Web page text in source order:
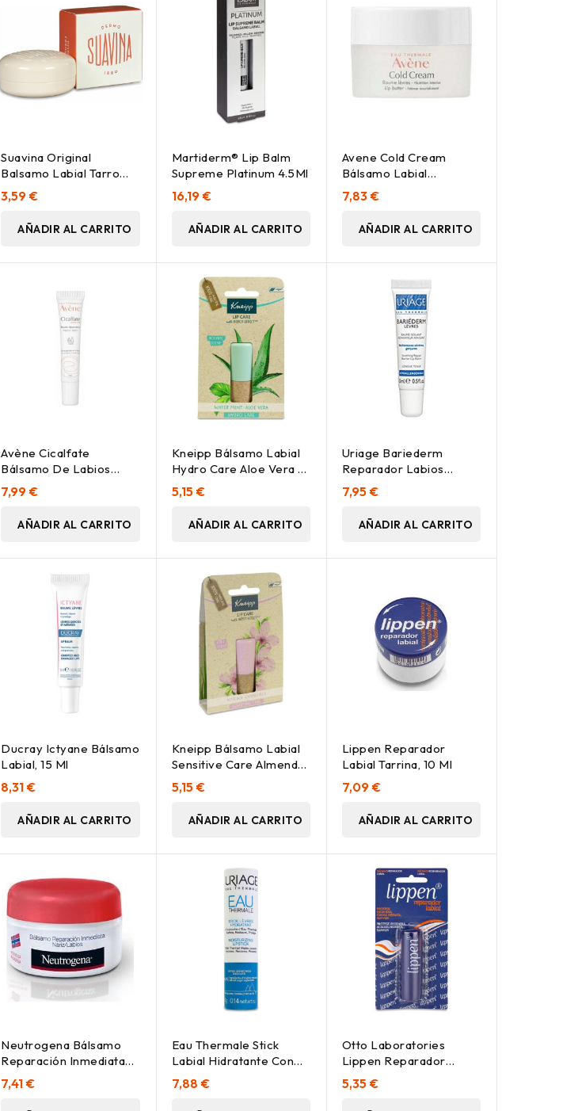
Suavina Original
Balsamo Labial Tarro
10Ml
3,59 €
AÑADIR AL CARRITO
Martiderm® Lip Balm
Supreme Platinum 4.5Ml
16,19 €
AÑADIR AL CARRITO
Avene Cold Cream
Bálsamo Labial
Nutrición Intensa 10Ml
7,83 €
AÑADIR AL CARRITO
Avène Cicalfate
Bálsamo De Labios
Reparador, 10 Ml
7,99 €
AÑADIR AL CARRITO
Kneipp Bálsamo Labial
Hydro Care Aloe Vera Y
Menta Acuática 4_7G
5,15 €
AÑADIR AL CARRITO
Uriage Bariederm
Reparador Labios
Agrietados, 15 Ml
7,95 €
AÑADIR AL CARRITO
Ducray Ictyane Bálsamo
Labial, 15 Ml
8,31 €
AÑADIR AL CARRITO
Kneipp Bálsamo Labial
Sensitive Care Almendra
Y Candelilla 4.7G
5,15 €
AÑADIR AL CARRITO
Lippen Reparador
Labial Tarrina, 10 Ml
7,09 €
AÑADIR AL CARRITO
Neutrogena Bálsamo
Reparación Inmediata
Nariz Y Labios, 15 Ml
7,41 €
Eau Thermale Stick
Labial Hidratante Con
Polvo De Atu 4 Gr
7,88 €
Otto Laboratories
Lippen Reparador
Labial En Barra 4G
5,35 €